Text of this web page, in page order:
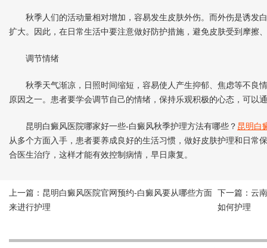
秋季人们的活动量相对增加，容易发生皮肤外伤。而外伤是诱发
扩大。因此，在日常生活中要注意做好防护措施，避免皮肤受到摩擦
调节情绪
秋季天气渐凉，日照时间缩短，容易使人产生抑郁、焦虑等不良
原因之一。患者要学会调节自己的情绪，保持乐观积极的心态，可以
昆明白癜风医院哪家好一些-白癜风秋季护理方法有哪些？ 昆明白
从多个方面入手，患者要养成良好的生活习惯，做好皮肤护理和日常
合医生治疗，这样才能有效控制病情，早日康复。
上一篇： 昆明白癜风医院官网预约-白癜风要从哪些方面
来进行护理
下一篇： 云
如何护理